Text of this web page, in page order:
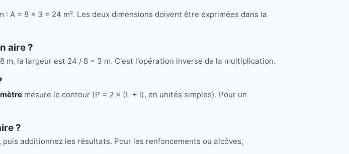
: A = 8 × 3 = 24 m². Les deux dimensions doivent être exprimées dans la
aire ?
m, la largeur est 24 / 8 = 3 m. C'est l'opération inverse de la multiplication.
mesure le contour (P = 2 × (L + l), en unités simples). Pour un
?
additionnez les résultats. Pour les renfoncements ou alcôves,